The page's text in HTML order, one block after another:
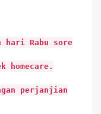
hari Rabu sore
perjanjian